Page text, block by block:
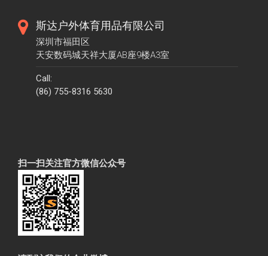
斯达户外体育用品有限公司
深圳市福田区
天安数码城天祥大厦AB座9楼A3室
Call:
(86) 755-8316 5630
扫一扫关注官方微信公众号